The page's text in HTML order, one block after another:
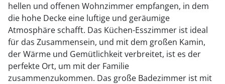
hellen und offenen Wohnzimmer empfangen, in dem
die hohe Decke eine luftige und geräumige
Atmosphäre schafft. Das Küchen-Esszimmer ist ideal
für das Zusammensein, und mit dem großen Kamin,
der Wärme und Gemütlichkeit verbreitet, ist es der
perfekte Ort, um mit der Familie
zusammenzukommen. Das große Badezimmer ist mit